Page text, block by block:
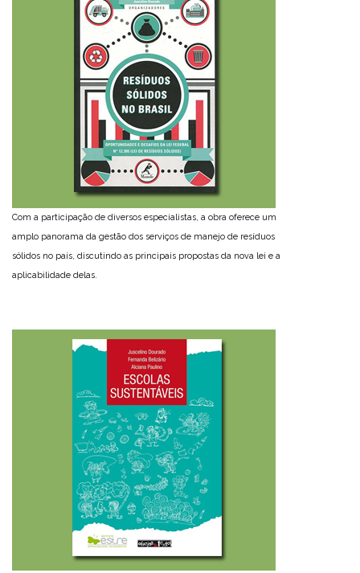
Com a participação de diversos especialistas, a obra oferece um
amplo panorama da gestão dos serviços de manejo de resíduos
sólidos no país, discutindo as principais propostas da nova lei e a
aplicabilidade delas.